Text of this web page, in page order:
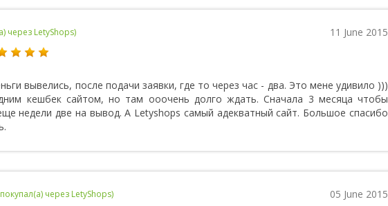
через LetyShops)
11 June 2015
вывелись, после подачи заявки, где то через час - два. Это мене удивило )))
кешбек сайтом, но там ооочень долго ждать. Сначала 3 месяца чтобы
недели две на вывод. А Letyshops самый адекватный сайт. Большое спасибо
через LetyShops)
05 June 2015